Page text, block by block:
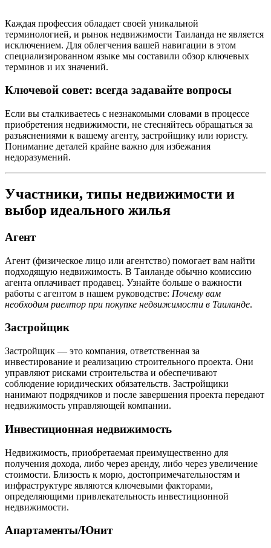
Каждая профессия обладает своей уникальной
терминологией, и рынок недвижимости Таиланда не является
исключением. Для облегчения вашей навигации в этом
специализированном языке мы составили обзор ключевых
терминов и их значений.
Ключевой совет: всегда задавайте вопросы
Если вы сталкиваетесь с незнакомыми словами в процессе
приобретения недвижимости, не стесняйтесь обращаться за
разъяснениями к вашему агенту, застройщику или юристу.
Понимание деталей крайне важно для избежания
недоразумений.
Участники, типы недвижимости и
выбор идеального жилья
Агент
Агент (физическое лицо или агентство) помогает вам найти
подходящую недвижимость. В Таиланде обычно комиссию
агента оплачивает продавец. Узнайте больше о важности
работы с агентом в нашем руководстве: Почему вам
необходим риелтор при покупке недвижимости в Таиланде.
Застройщик
Застройщик — это компания, ответственная за
инвестирование и реализацию строительного проекта. Они
управляют рисками строительства и обеспечивают
соблюдение юридических обязательств. Застройщики
нанимают подрядчиков и после завершения проекта передают
недвижимость управляющей компании.
Инвестиционная недвижимость
Недвижимость, приобретаемая преимущественно для
получения дохода, либо через аренду, либо через увеличение
стоимости. Близость к морю, достопримечательностям и
инфраструктуре являются ключевыми факторами,
определяющими привлекательность инвестиционной
недвижимости.
Апартаменты/Юнит